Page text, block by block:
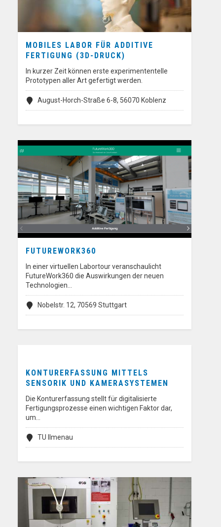
MOBILES LABOR FÜR ADDITIVE
FERTIGUNG (3D-DRUCK)
In kurzer Zeit können erste experimententelle
Prototypen aller Art gefertigt werden.
August-Horch-Straße 6-8, 56070 Koblenz
FUTUREWORK360
In einer virtuellen Labortour veranschaulicht
FutureWork360 die Auswirkungen der neuen
Technologien…
Nobelstr. 12, 70569 Stuttgart
KONTURERFASSUNG MITTELS
SENSORIK UND KAMERASYSTEMEN
Die Konturerfassung stellt für digitalisierte
Fertigungsprozesse einen wichtigen Faktor dar,
um…
TU Ilmenau